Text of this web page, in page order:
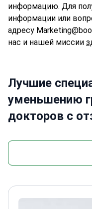
информацию. Для
информации или
адресу
нас и нашей миссии
Лучшие
уменьшению
докторов с